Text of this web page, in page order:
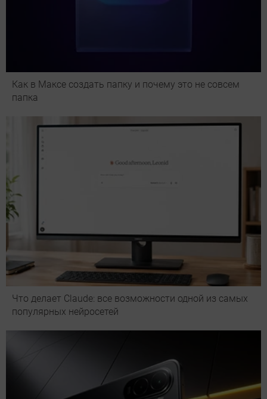
Как в Максе создать папку и почему это не совсем
папка
Что делает Сlaude: все возможности одной из самых
популярных нейросетей